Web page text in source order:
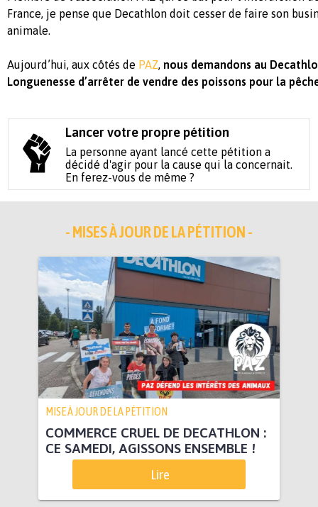
France, je pense que Decathlon doit cesser de faire son
animale.
Aujourd’hui, aux côtés de PAZ, nous demandons au
Longuenesse d’arrêter de vendre des poissons pour la
Lancer votre propre pétition
La personne ayant lancé cette pétition a
décidé d'agir pour la cause qui la concernait.
En ferez-vous de même ?
- MISES À JOUR DE LA PÉTITION -
MISE À JOUR DE LA PÉTITION
COMMERCE CRUEL DE DECATHLON :
CE SAMEDI, AGISSONS ENSEMBLE !
Lire